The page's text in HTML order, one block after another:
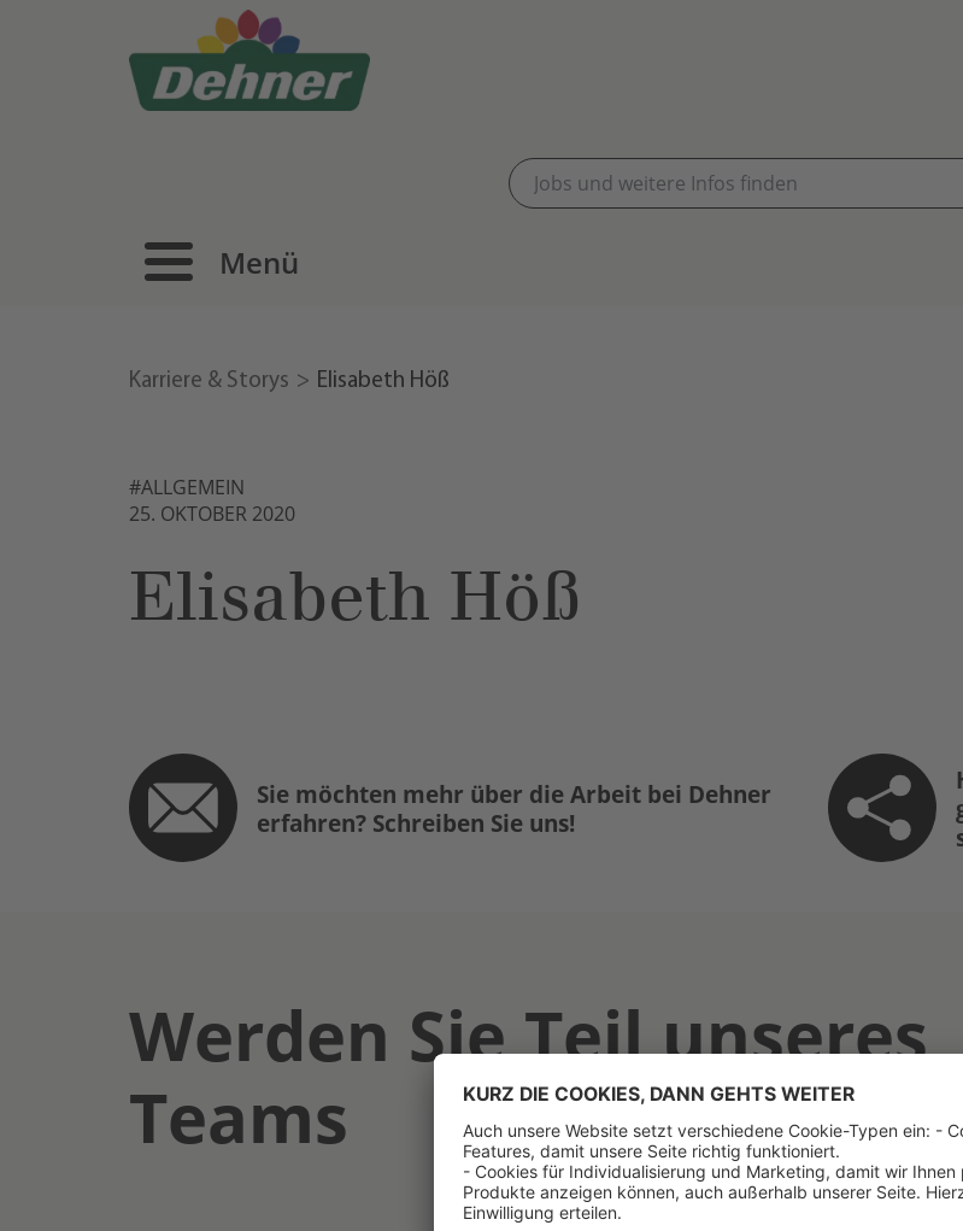
Menü
Karriere & Storys Elisabeth Höß
#ALLGEMEIN
25. OKTOBER 2020
Elisabeth Höß
Sie möchten mehr über die Arbeit bei Dehner
erfahren? Schreiben Sie uns!
Werden Sie Teil unseres
Teams